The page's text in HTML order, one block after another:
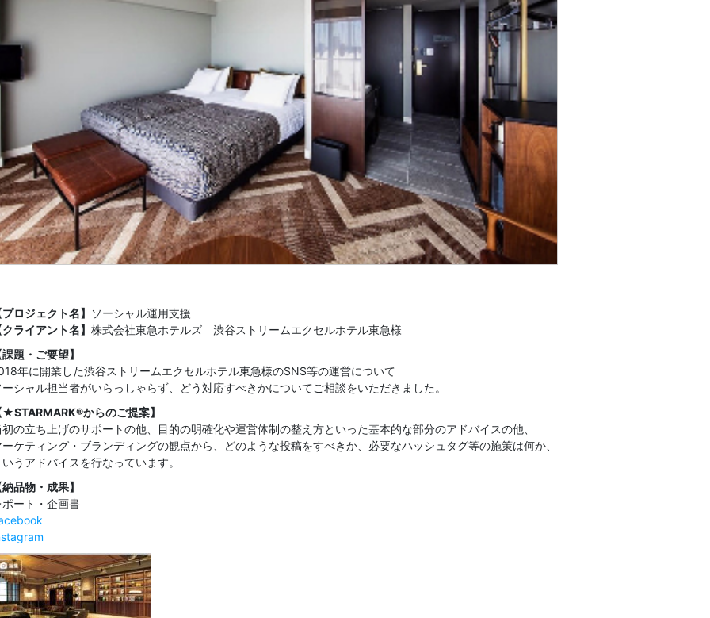
ロジェクト名】
ソーシャル運用支援
ライアント名】 株式会社東急ホテルズ 渋谷ストリームエクセルホテル東急様
題・ご要望】
年に開業した渋谷ストリームエクセルホテル東急様のSNS等の運営について
ーシャル担当者がいらっしゃらず、どう対応すべきかについてご相談をいただきました。
★STARMARK®からのご提案】
初の立ち上げのサポートの他、目的の明確化や運営体制の整え方といった基本的な部分のアドバイスの他、
ーケティング・ブランディングの観点から、どのような投稿をすべきか、必要なハッシュタグ等の施策は何か、
うアドバイスを行なっています。
品物・成果】
ポート・企画書